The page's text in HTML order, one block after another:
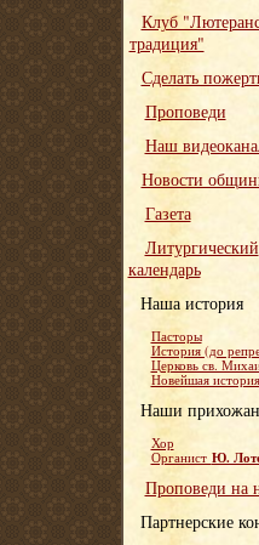
Клуб
традиция"
Сделать
Проповеди
Наш
Новости
Газета
Литургический
календарь
Наша история
Пасторы
История (до
Церковь св.
Новейшая история
Наши
Хор
Органист Ю.
Проповеди на
Партнерские